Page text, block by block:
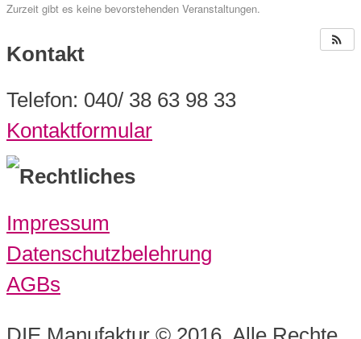
Zurzeit gibt es keine bevorstehenden Veranstaltungen.
Kontakt
Telefon: 040/ 38 63 98 33
Kontaktformular
Rechtliches
Impressum
Datenschutzbelehrung
AGBs